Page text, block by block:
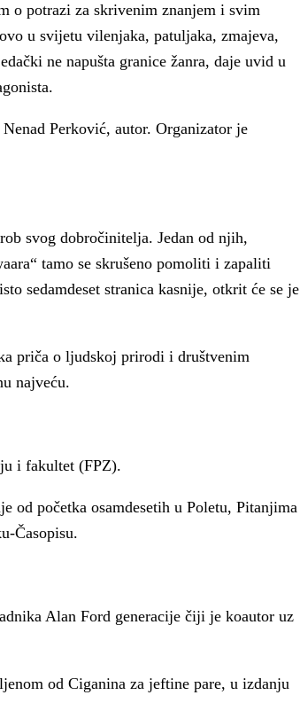
o potrazi za skrivenim znanjem i svim
u svijetu vilenjaka, patuljaka, zmajeva,
ne napušta granice žanra, daje uvid u
Perković, autor. Organizator je
svog dobročinitelja. Jedan od njih,
tamo se skrušeno pomoliti i zapaliti
sedamdeset stranica kasnije, otkrit će se je
priča o ljudskoj prirodi i društvenim
najveću.
i fakultet (FPZ).
od početka osamdesetih u Poletu, Pitanjima
Časopisu.
Alan Ford generacije čiji je koautor uz
od Ciganina za jeftine pare, u izdanju